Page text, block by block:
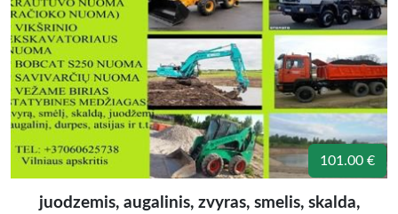
101.00 €
juodzemis, augalinis, zvyras, smelis, skalda,